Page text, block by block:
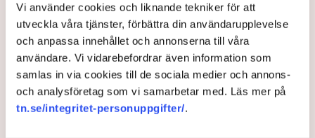
Vi använder cookies och liknande tekniker för att
utveckla våra tjänster, förbättra din användarupplevelse
och anpassa innehållet och annonserna till våra
användare. Vi vidarebefordrar även information som
samlas in via cookies till de sociala medier och annons-
och analysföretag som vi samarbetar med. Läs mer på
tn.se/integritet-personuppgifter/.
Efter pandemin: Stockholm
ska locka tillbaka finländarna
till Sverige